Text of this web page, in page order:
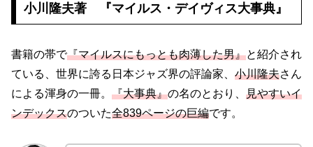
小川隆夫著 『マイルス・デイヴィス大事典』
書籍の帯で『マイルスにもっとも肉薄した男』と紹介され
ている、世界に誇る日本ジャズ界の評論家、 小川隆夫さん
による渾身の一冊。 『大事典』の名のとおり、 見やすいイ
ンデックスのついた全839ページの巨編です。